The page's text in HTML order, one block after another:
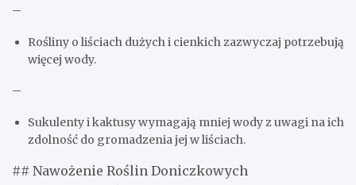
–
Rośliny o liściach dużych i cienkich zazwyczaj potrzebują
więcej wody.
–
Sukulenty i kaktusy wymagają mniej wody z uwagi na ich
zdolność do gromadzenia jej w liściach.
## Nawożenie Roślin Doniczkowych